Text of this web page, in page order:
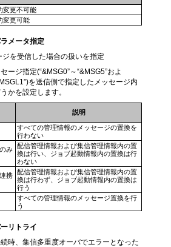
変更不可能
変更可能
メータ指定
を受信した場合の扱いを指定
ージ指定(“&MSG0”～“&MSG5”およ
を送信側で指定したメッセージ内
かを設定します。
説明
すべての管理情報のメッセージの置換を
行わない
み
配信管理情報および集信管理情報内の置
換は行い、ジョブ起動情報内の置換は行
わない
携
配信管理情報および集信管理情報内の置
換は行わず、ジョブ起動情報内の置換は
行う
すべての管理情報のメッセージ置換を行
う
リトライ
時、集信多重度オーバでエラーとなった